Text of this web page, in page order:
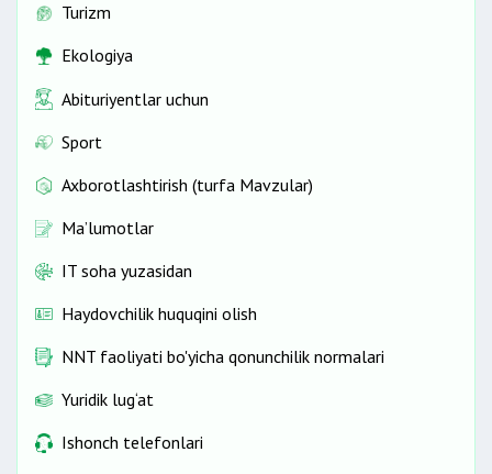
Turizm
Ekologiya
Abituriyentlar uchun
Sport
Axborotlashtirish (turfa Mavzular)
Ma’lumotlar
IT soha yuzasidan
Haydovchilik huquqini olish
NNT faoliyati bo'yicha qonunchilik normalari
Yuridik lug‘at
Ishonch telefonlari